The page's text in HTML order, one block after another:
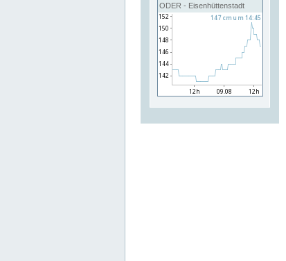
ODER - Eisenhüttenstadt